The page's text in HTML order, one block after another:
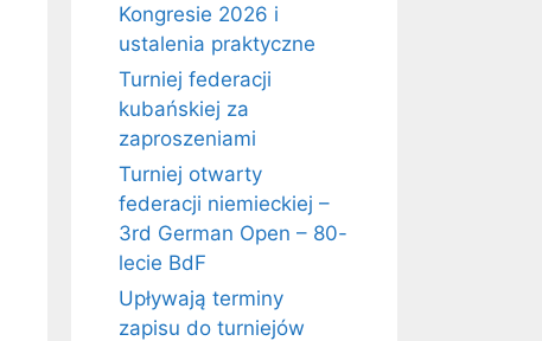
Kongresie 2026 i
ustalenia praktyczne
Turniej federacji
kubańskiej za
zaproszeniami
Turniej otwarty
federacji niemieckiej –
3rd German Open – 80-
lecie BdF
Upływają terminy
zapisu do turniejów